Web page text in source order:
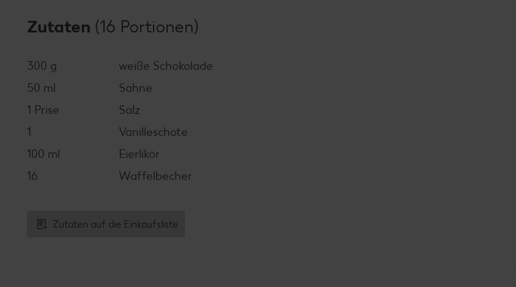
Zutaten (16 Portionen)
300 g
weiße Schokolade
50 ml
Sahne
1 Prise
Salz
1
Vanilleschote
100 ml
Eierlikör
16
Waffelbecher
Zutaten auf die Einkaufsliste